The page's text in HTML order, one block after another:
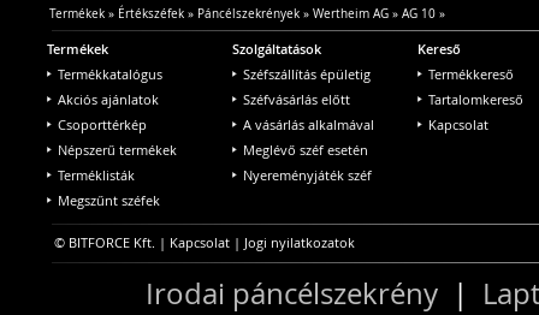
Termékek» Értékszéfek» Páncélszekrények» Wertheim AG» AG 10»
Termékek
Termékkatalógus
Akciós ajánlatok
Csoporttérkép
Népszerű termékek
Terméklisták
Megszűnt széfek
Szolgáltatások
Széfszállítás épületig
Széfvásárlás előtt
A vásárlás alkalmával
Meglévő széf esetén
Nyereményjáték széf
Kereső
Termékkereső
Tartalomkereső
Kapcsolat
© BITFORCE Kft. | Kapcsolat | Jogi nyilatkozatok
Irodai páncélszekrény |